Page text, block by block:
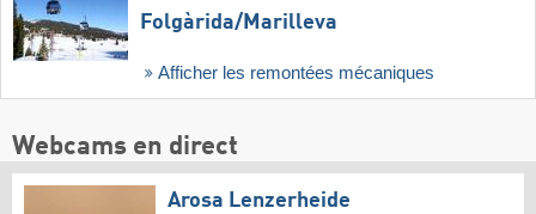
Folgàrida/​Marilleva
Afficher les remontées mécaniques
Webcams en direct
Arosa Lenzerheide